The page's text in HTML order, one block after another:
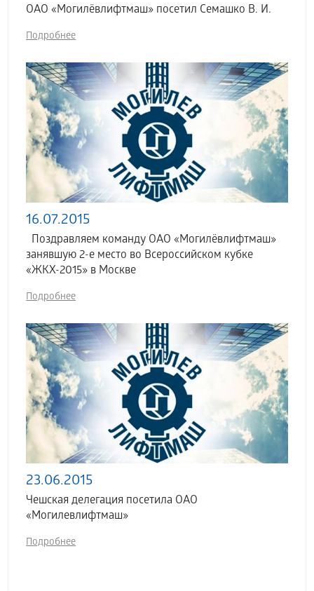
ОАО «Могилёвлифтмаш» посетил Семашко В. И.
Подробнее
16.07.2015
Поздравляем команду ОАО «Могилёвлифтмаш»
занявшую 2-е место во Всероссийском кубке
«ЖКХ-2015» в Москве
Подробнее
23.06.2015
Чешская делегация посетила ОАО
«Могилевлифтмаш»
Подробнее